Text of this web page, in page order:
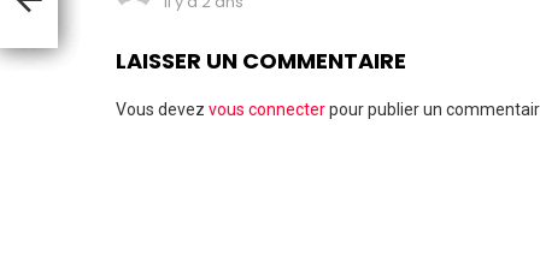
LAISSER UN COMMENTAIRE
Vous devez vous connecterpour publier un